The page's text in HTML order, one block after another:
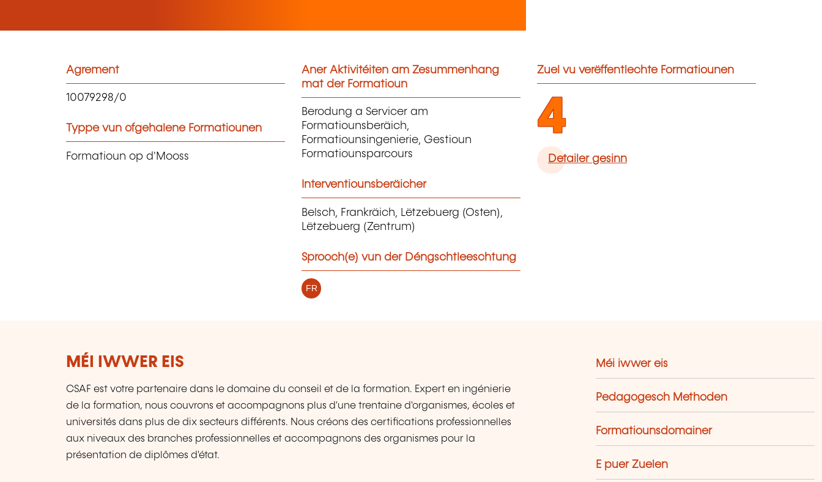
Agrement
10079298/0
Typpe vun ofgehalene Formatiounen
Formatioun op d'Mooss
Aner Aktivitéiten am Zesummenhang
mat der Formatioun
Berodung a Servicer am
Formatiounsberäich,
Formatiounsingenierie, Gestioun
Formatiounsparcours
Interventiounsberäicher
Belsch, Frankräich, Lëtzebuerg (Osten),
Lëtzebuerg (Zentrum)
Sprooch(e) vun der Déngschtleeschtung
FR
Zuel vu verëffentlechte Formatiounen
4
Detailer gesinn
MÉI IWWER EIS
CSAF est votre partenaire dans le domaine du conseil et de la formation. Expert en ingénierie
de la formation, nous couvrons et accompagnons plus d'une trentaine d'organismes, écoles et
universités dans plus de dix secteurs différents. Nous créons des certifications professionnelles
aux niveaux des branches professionnelles et accompagnons des organismes pour la
présentation de diplômes d'état.
Méi iwwer eis
Pedagogesch Methoden
Formatiounsdomainer
E puer Zuelen